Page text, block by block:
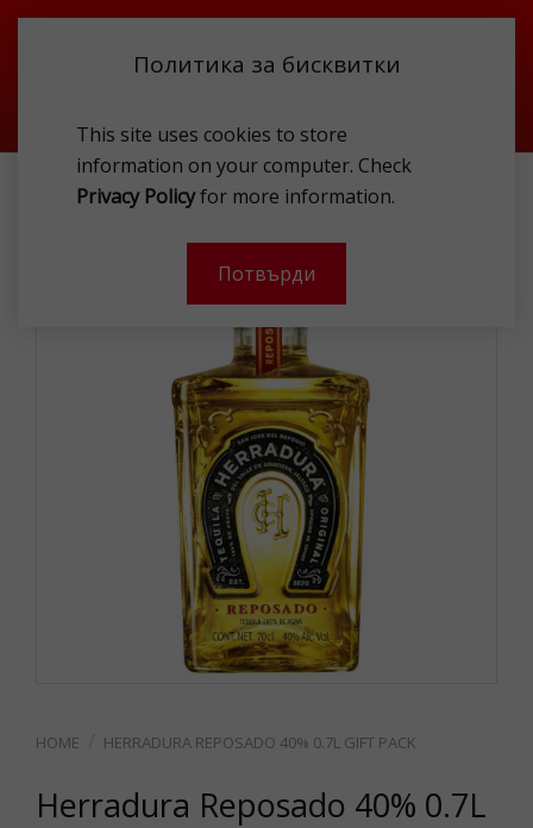
Политика за бисквитки
This site uses cookies to store
information on your computer. Check
Privacy Policyfor more information.
Потвърди
HERRADURA REPOSADO 40% 0.7L GIFT PACK
HERRADURA REPOSADO 40% 0.7L GIFT PACK
Herradura Reposado 40% 0.7L